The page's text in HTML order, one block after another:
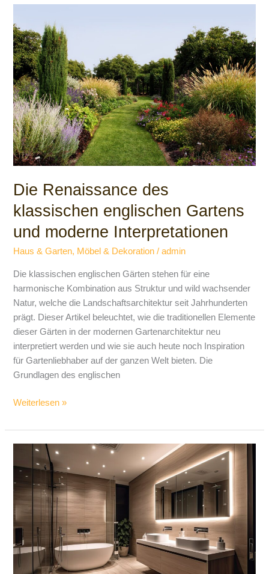
Die Renaissance des
klassischen englischen Gartens
und moderne Interpretationen
Haus & Garten, Möbel & Dekoration /admin
Die klassischen englischen Gärten stehen für eine
harmonische Kombination aus Struktur und wild wachsender
Natur, welche die Landschaftsarchitektur seit Jahrhunderten
prägt. Dieser Artikel beleuchtet, wie die traditionellen Elemente
dieser Gärten in der modernen Gartenarchitektur neu
interpretiert werden und wie sie auch heute noch Inspiration
für Gartenliebhaber auf der ganzen Welt bieten. Die
Grundlagen des englischen
Renaissance
des
klassischen
englischen
Gartens
und
moderne
Interpretationen
Weiterlesen »
schönsten
Deko-
Ideen
für
ein
modernes
Badezimmer